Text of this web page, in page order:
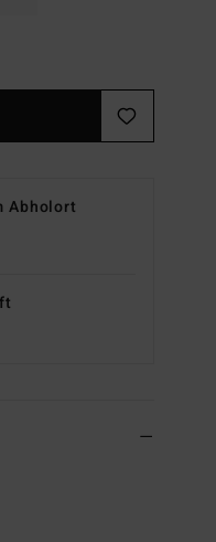
Abholort